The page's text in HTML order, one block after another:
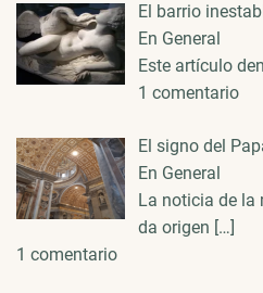
El barrio
En General
Este artículo
1 comentario
El signo del
En General
La noticia de la
da origen […]
1 comentario